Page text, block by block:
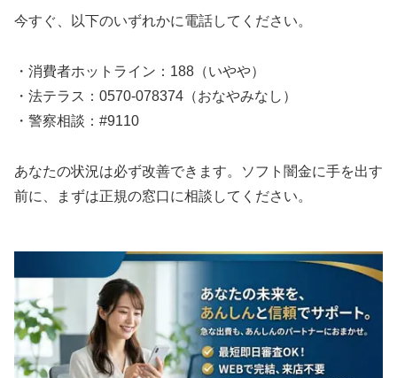
今すぐ、以下のいずれかに電話してください。
・消費者ホットライン：188（いやや）
・法テラス：0570-078374（おなやみなし）
・警察相談：#9110
あなたの状況は必ず改善できます。ソフト闇金に手を出す
前に、まずは正規の窓口に相談してください。